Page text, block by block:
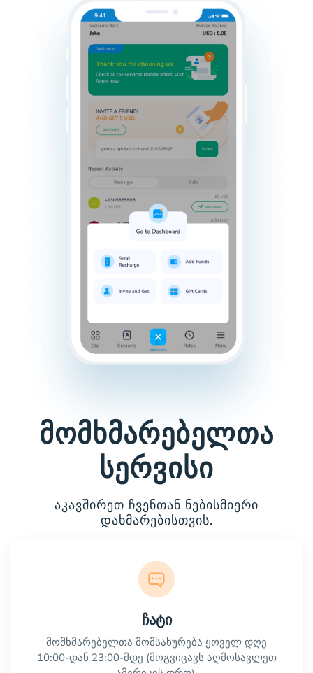
მომხმარებელთა
სერვისი
აკავშირეთ ჩვენთან ნებისმიერი
დახმარებისთვის.
ჩატი
მომხმარებელთა მომსახურება ყოველ დღე
10:00-დან 23:00-მდე (მოგვიცავს აღმოსავლეთ